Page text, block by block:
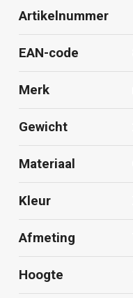
Artikelnummer
EAN-code
Merk
Gewicht
Materiaal
Kleur
Afmeting
Hoogte